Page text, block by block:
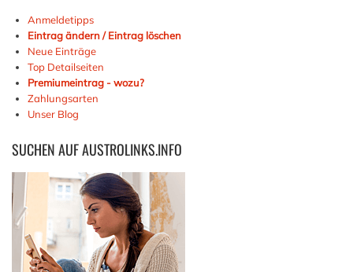
Anmeldetipps
Eintrag ändern / Eintrag löschen
Neue Einträge
Top Detailseiten
Premiumeintrag - wozu?
Zahlungsarten
Unser Blog
SUCHENAUF AUSTROLINKS.INFO